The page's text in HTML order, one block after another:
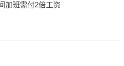
加班需付2倍工资